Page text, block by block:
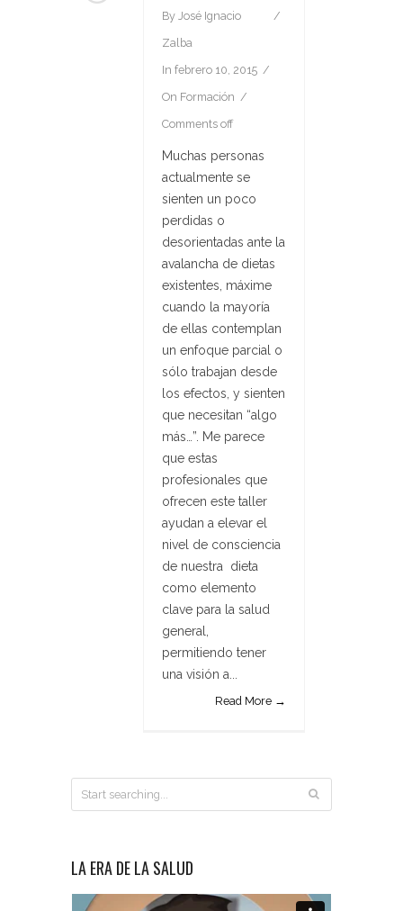
By José Ignacio
Zalba
In febrero 10, 2015
On Formación
Comments off
Muchas personas
actualmente se
sienten un poco
perdidas o
desorientadas ante la
avalancha de dietas
existentes, máxime
cuando la mayoría
de ellas contemplan
un enfoque parcial o
sólo trabajan desde
los efectos, y sienten
que necesitan “algo
más…”. Me parece
que estas
profesionales que
ofrecen este taller
ayudan a elevar el
nivel de consciencia
de nuestra dieta
como elemento
clave para la salud
general,
permitiendo tener
una visión a...
Read More →
LA ERA DE LA SALUD